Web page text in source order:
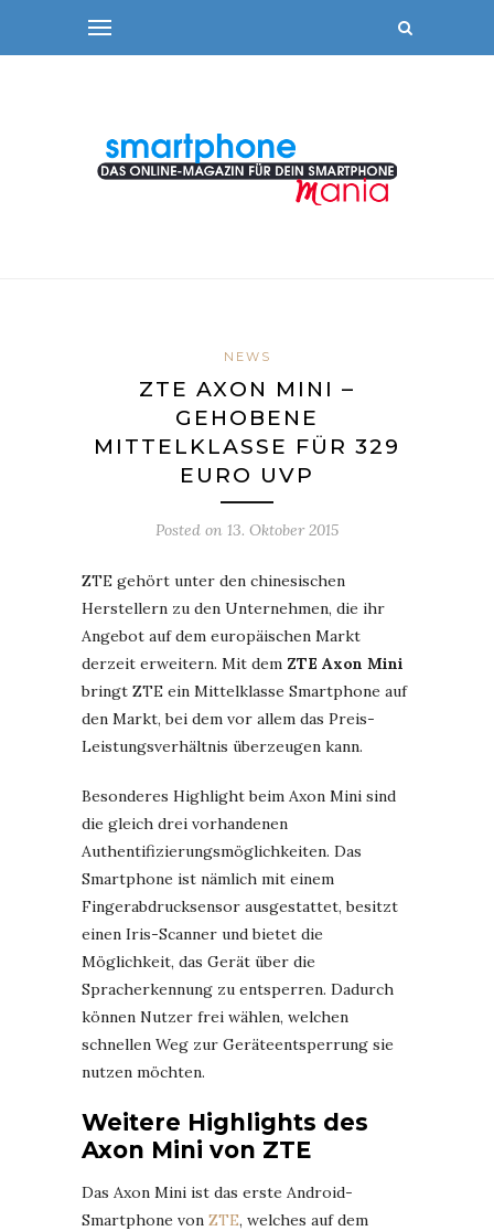
NEWS
ZTE AXON MINI –
GEHOBENE
MITTELKLASSE FÜR 329
EURO UVP
Posted on 13. Oktober 2015
ZTE gehört unter den chinesischen
Herstellern zu den Unternehmen, die ihr
Angebot auf dem europäischen Markt
derzeit erweitern. Mit dem ZTE Axon Mini
bringt ZTE ein Mittelklasse Smartphone auf
den Markt, bei dem vor allem das Preis-
Leistungsverhältnis überzeugen kann.
Besonderes Highlight beim Axon Mini sind
die gleich drei vorhandenen
Authentifizierungsmöglichkeiten. Das
Smartphone ist nämlich mit einem
Fingerabdrucksensor ausgestattet, besitzt
einen Iris-Scanner und bietet die
Möglichkeit, das Gerät über die
Spracherkennung zu entsperren. Dadurch
können Nutzer frei wählen, welchen
schnellen Weg zur Geräteentsperrung sie
nutzen möchten.
Weitere Highlights des
Axon Mini von ZTE
Das Axon Mini ist das erste Android-
Smartphone von ZTE, welches auf dem